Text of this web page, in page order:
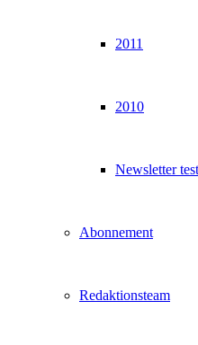
2011
2010
Newsletter
Abonnement
Redaktionsteam